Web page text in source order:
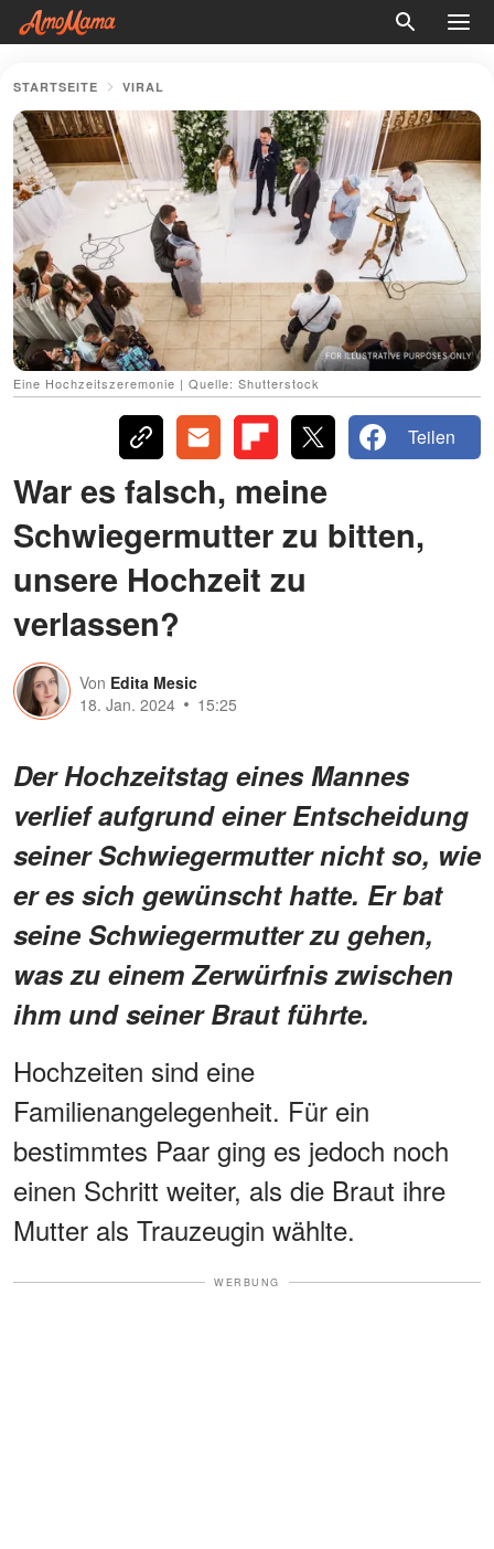
STARTSEITE VIRAL
Eine Hochzeitszeremonie | Quelle: Shutterstock
Teilen
War es falsch, meine
Schwiegermutter zu bitten,
unsere Hochzeit zu
verlassen?
Von Edita Mesic
18. Jan. 2024
15:25
Der Hochzeitstag eines Mannes
verlief aufgrund einer Entscheidung
seiner Schwiegermutter nicht so, wie
er es sich gewünscht hatte. Er bat
seine Schwiegermutter zu gehen,
was zu einem Zerwürfnis zwischen
ihm und seiner Braut führte.
Hochzeiten sind eine
Familienangelegenheit. Für ein
bestimmtes Paar ging es jedoch noch
einen Schritt weiter, als die Braut ihre
Mutter als Trauzeugin wählte.
WERBUNG